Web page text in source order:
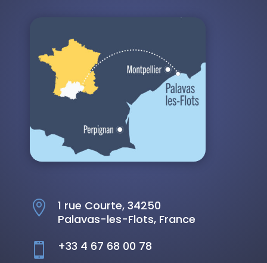

1 rue Courte, 34250
Palavas-les-Flots, France
 +33 4 67 68 00 78